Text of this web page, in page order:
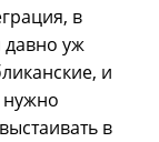
в
давно уж
и
нужно
в